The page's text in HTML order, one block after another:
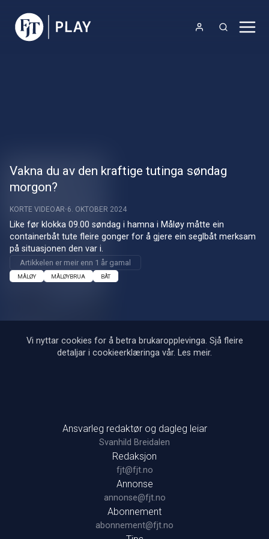
Vakna du av den kraftige tutinga søndag
morgon?
KORTE VIDEOAR 6. OKTOBER 2024
Like før klokka 09.00 søndag i hamna i Måløy måtte ein
containerbåt tute fleire gonger for å gjere ein seglbåt merksam
på situasjonen den var i.
Artikkelen er meir enn 1 år gamal
MÅLØY MÅLØYBRUA BÅT
Vi nyttar cookies for å betra brukaropplevinga. Sjå fleire
detaljar i cookieerklæringa vår. Les meir.
Ansvarleg redaktør og dagleg leiar
Svanhild Breidalen
Redaksjon
fjt@fjt.no
Annonse
annonse@fjt.no
Abonnement
abonnement@fjt.no